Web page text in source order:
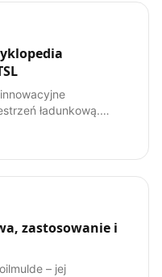
ładunkową.
zastosowanie i
– jej